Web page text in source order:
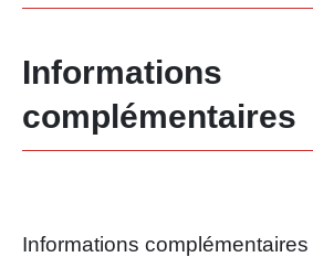
Informations
complémentaires
Informations complémentaires